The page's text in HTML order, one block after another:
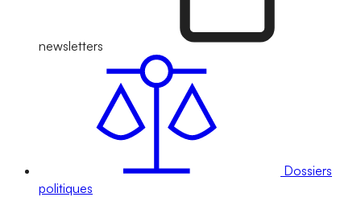
newsletters
Dossiers
politiques